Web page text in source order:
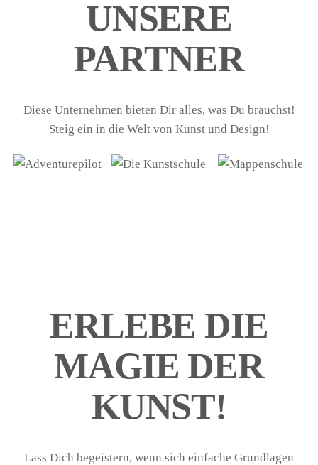
UNSERE
PARTNER
Diese Unternehmen bieten Dir alles, was Du brauchst!
Steig ein in die Welt von Kunst und Design!
ERLEBE DIE
MAGIE DER
KUNST!
Lass Dich begeistern, wenn sich einfache Grundlagen